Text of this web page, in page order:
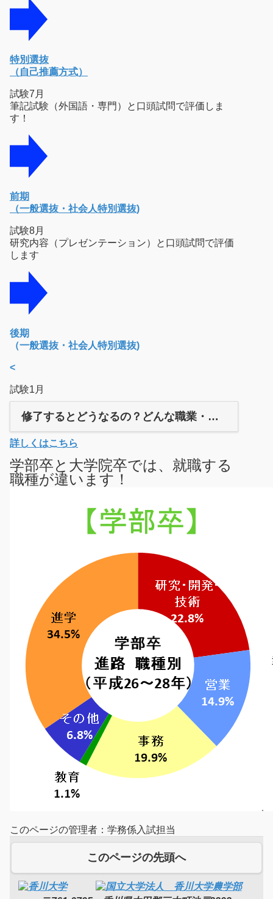
特別選抜
（自己推薦方式）
試験7月
筆記試験（外国語・専門）と口頭試問で評価しま
す！
前期
（一般選抜・社会人特別選抜)
試験8月
研究内容（プレゼンテーション）と口頭試問で評価
します
後期
（一般選抜・社会人特別選抜)
<
試験1月
修了するとどうなるの？どんな職業・職種につけるの？
詳しくはこちら
学部卒と大学院卒では、就職する
職種が違います！
このページの管理者：学務係入試担当
このページの先頭へ